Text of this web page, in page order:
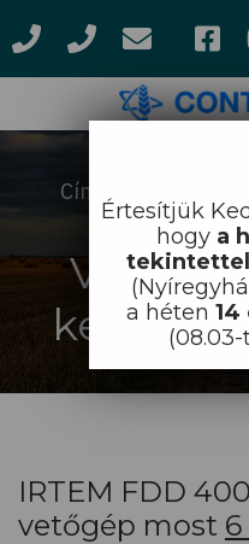
Morzsa
Címlap
IRTEM FDD
vetőgép most
Értesítjük
hogy a
a héten 14